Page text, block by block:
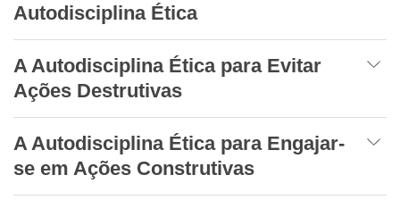
Autodisciplina Ética
A Autodisciplina Ética para Evitar
Ações Destrutivas
A Autodisciplina Ética para Engajar-
se em Ações Construtivas